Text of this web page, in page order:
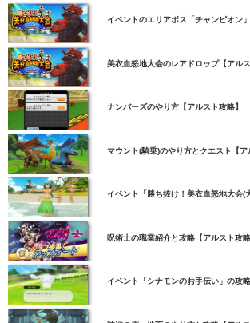
イベントのエリアボス「チャンピオン
美衣血怒地大会のレアドロップ【アルス
ナンバーズのやり方【アルスト攻略】
マウント(騎乗)のやり方とクエスト【ア
イベント「勝ち抜け！美衣血怒地大会(
呪術士の職業紹介と攻略【アルスト攻略
イベント「シナモンのお手伝い」の攻